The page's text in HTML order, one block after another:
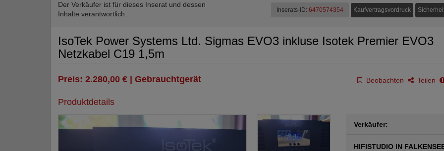
Der Verkäufer ist für dieses Inserat und dessen
Inhalte verantwortlich.
Inserats-ID: 6470574354 Kaufvertragsvordruck
IsoTek Power Systems Ltd. Sigmas EVO3 inkluse Isotek Premier EVO3
Netzkabel C19 1,5m
Preis: 2.280,00 € | Gebrauchtgerät Beobachten Teilen
Produktdetails
Verkäufer:
HIFISTUDIO IN